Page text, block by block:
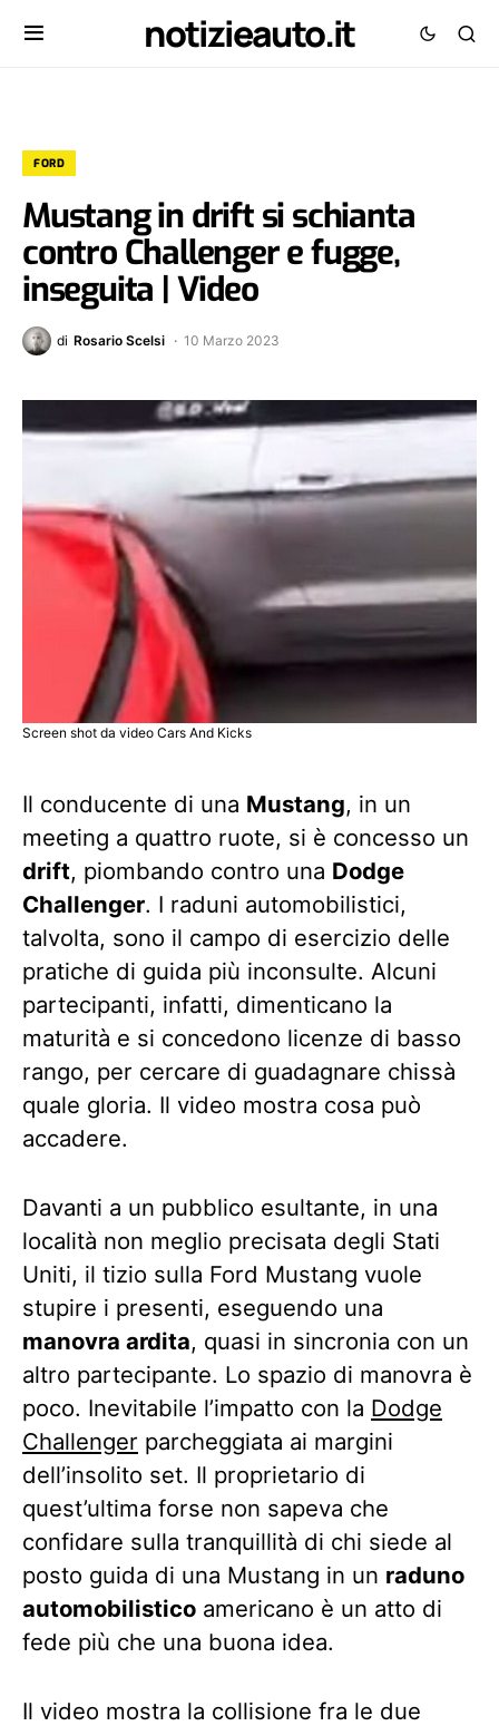
notizieauto.it
FORD
Mustang in drift si schianta
contro Challenger e fugge,
inseguita | Video
di Rosario Scelsi 10 Marzo 2023
Screen shot da video Cars And Kicks
Il conducente di una Mustang, in un
meeting a quattro ruote, si è concesso un
drift, piombando contro una Dodge
Challenger. I raduni automobilistici,
talvolta, sono il campo di esercizio delle
pratiche di guida più inconsulte. Alcuni
partecipanti, infatti, dimenticano la
maturità e si concedono licenze di basso
rango, per cercare di guadagnare chissà
quale gloria. Il video mostra cosa può
accadere.
Davanti a un pubblico esultante, in una
località non meglio precisata degli Stati
Uniti, il tizio sulla Ford Mustang vuole
stupire i presenti, eseguendo una
manovra ardita, quasi in sincronia con un
altro partecipante. Lo spazio di manovra è
poco. Inevitabile l’impatto con la Dodge
Challenger parcheggiata ai margini
dell’insolito set. Il proprietario di
quest’ultima forse non sapeva che
confidare sulla tranquillità di chi siede al
posto guida di una Mustang in un raduno
automobilistico americano è un atto di
fede più che una buona idea.
Il video mostra la collisione fra le due